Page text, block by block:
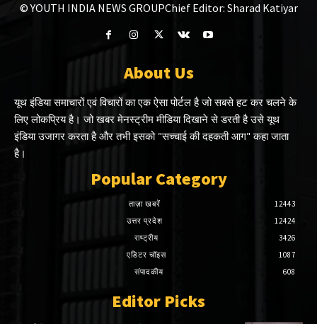
© YOUTH INDIA NEWS GROUPChief Editor: Sharad Katiyar
About Us
यूथ इंडिया समाचारों एवं विचारों का एक ऐसा पोर्टल है जो सबसे हट कर चलने के
लिए लोकप्रिय है। जो खबर मेनस्ट्रीम मीडिया दिखाने से डरती है उसे यूथ
इंडिया उजागर करता है और तभी इसको "सच्चाई की दहकती आग" कहा जाता
है।
Popular Category
ताज़ा खबरें
12443
उत्तर प्रदेश
12424
राष्ट्रीय
3426
एडिटर चॉइस
1087
संपादकीय
608
Editor Picks